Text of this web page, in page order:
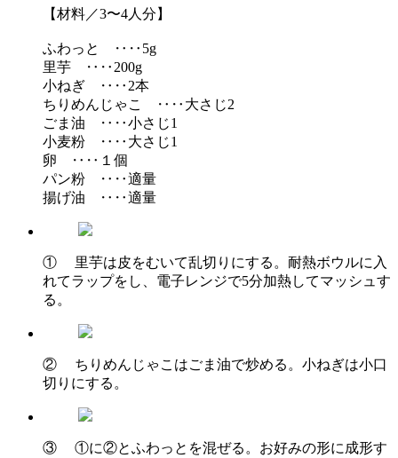
【材料／3〜4人分】
ふわっと ‥‥5g
里芋 ‥‥200g
小ねぎ ‥‥2本
ちりめんじゃこ ‥‥大さじ2
ごま油 ‥‥小さじ1
小麦粉 ‥‥大さじ1
卵 ‥‥１個
パン粉 ‥‥適量
揚げ油 ‥‥適量
① 里芋は皮をむいて乱切りにする。耐熱ボウルに入
れてラップをし、電子レンジで5分加熱してマッシュす
る。
② ちりめんじゃこはごま油で炒める。小ねぎは小口
切りにする。
③ ①に②とふわっとを混ぜる。お好みの形に成形す